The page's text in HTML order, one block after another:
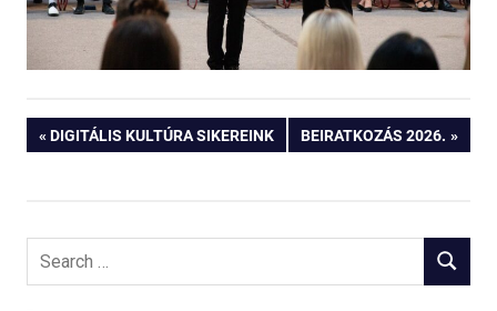
Bejegyzés
PREVIOUS
POST:
DIGITÁLIS KULTÚRA SIKEREINK
NEXT
POST:
BEIRATKOZÁS 2026.
Search
SEARCH